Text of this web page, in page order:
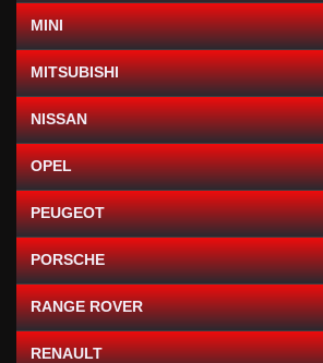
MINI
MITSUBISHI
NISSAN
OPEL
PEUGEOT
PORSCHE
RANGE ROVER
RENAULT